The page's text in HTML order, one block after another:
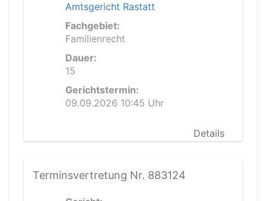
Amtsgericht Rastatt
Fachgebiet:
Familienrecht
Dauer:
15
Gerichtstermin:
09.09.2026 10:45 Uhr
Details
Terminsvertretung Nr. 883124